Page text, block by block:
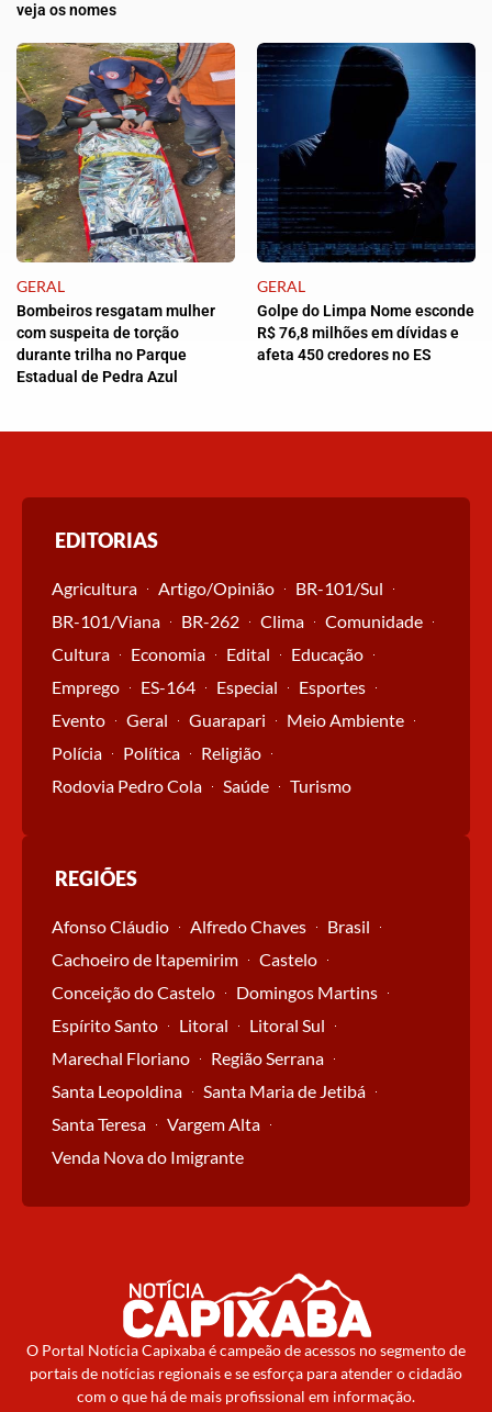
veja os nomes
GERAL
Bombeiros resgatam mulher
com suspeita de torção
durante trilha no Parque
Estadual de Pedra Azul
GERAL
Golpe do Limpa Nome esconde
R$ 76,8 milhões em dívidas e
afeta 450 credores no ES
EDITORIAS
Agricultura Artigo/Opinião
BR-101/Sul
BR-101/Viana
BR-262 Clima
Comunidade
Cultura
Economia Edital
Educação
Emprego
ES-164 Especial
Esportes
Evento
Geral Guarapari
Meio Ambiente
Polícia
Política
Religião
Rodovia Pedro Cola
Saúde Turismo
REGIÕES
Afonso Cláudio Alfredo Chaves
Brasil
Cachoeiro de Itapemirim
Castelo
Conceição do Castelo
Domingos Martins
Espírito Santo
Litoral
Litoral Sul
Marechal Floriano
Região Serrana
Santa Leopoldina
Santa Maria de Jetibá
Santa Teresa
Vargem Alta
Venda Nova do Imigrante
O Portal Notícia Capixaba é campeão de acessos no segmento de
portais de notícias regionais e se esforça para atender o cidadão
com o que há de mais profissional em informação.